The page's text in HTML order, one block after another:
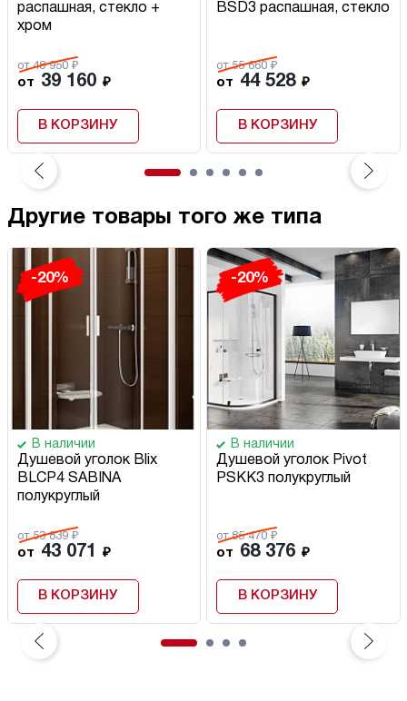
распашная, стекло +
хром
от 48 950 ₽
от 39 160 ₽
В КОРЗИНУ
BSD3 распашная, стекло
от 55 660 ₽
от 44 528 ₽
В КОРЗИНУ
Другие товары того же типа
-20%
В наличии
Душевой уголок Blix
BLCP4 SABINA
полукруглый
от 53 839 ₽
от 43 071 ₽
В КОРЗИНУ
-20%
В наличии
Душевой уголок Pivot
PSKK3 полукруглый
от 85 470 ₽
от 68 376 ₽
В КОРЗИНУ